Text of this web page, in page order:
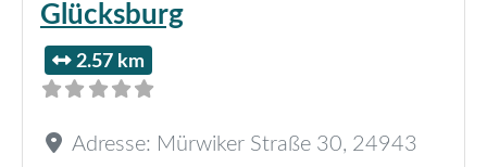
Glücksburg
2.57 km
Adresse: Mürwiker Straße 30, 24943